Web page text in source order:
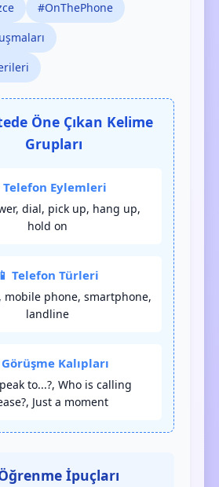
#OnThePhone
Öne Çıkan Kelime
Grupları
Telefon Eylemleri
dial, pick up, hang up,
hold on
📱 Telefon Türleri
mobile phone, smartphone,
landline
Görüşme Kalıpları
to...?, Who is calling
Just a moment
İpuçları